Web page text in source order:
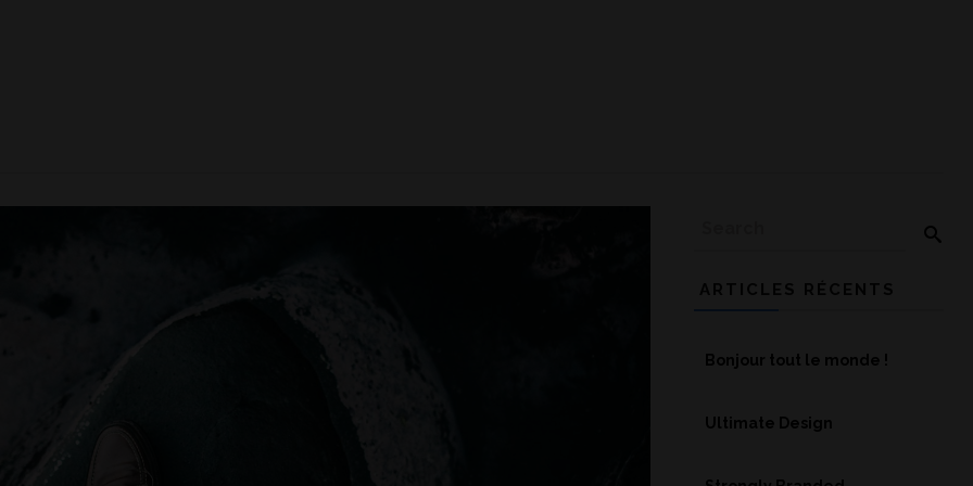
Bonjour tout le monde !
Ultimate Design